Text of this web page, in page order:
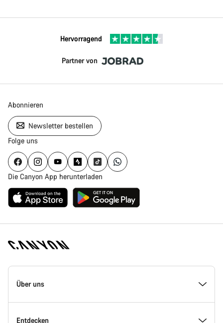
Hervorragend
Partner von
Abonnieren
Newsletter bestellen
Folge uns
Die Canyon App herunterladen
Canyon
Homepage
Über uns
Inside Canyon
Entdecken